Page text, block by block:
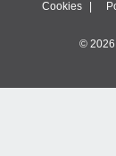
Cookies
© 2026